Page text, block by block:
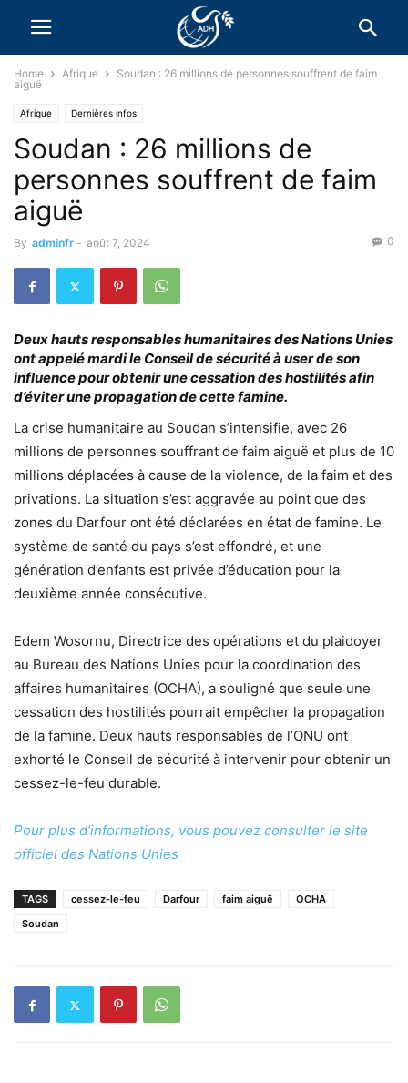
Home Afrique
Soudan : 26 millions de personnes souffrent de faim
aiguë
Afrique Dernières infos
Soudan : 26 millions de
personnes souffrent de faim
aiguë
By adminfr - août 7, 2024 0
Deux hauts responsables humanitaires des Nations Unies
ont appelé mardi le Conseil de sécurité à user de son
influence pour obtenir une cessation des hostilités afin
d’éviter une propagation de cette famine.
La crise humanitaire au Soudan s’intensifie, avec 26
millions de personnes souffrant de faim aiguë et plus de 10
millions déplacées à cause de la violence, de la faim et des
privations. La situation s’est aggravée au point que des
zones du Darfour ont été déclarées en état de famine. Le
système de santé du pays s’est effondré, et une
génération d’enfants est privée d’éducation pour la
deuxième année consécutive.
Edem Wosornu, Directrice des opérations et du plaidoyer
au Bureau des Nations Unies pour la coordination des
affaires humanitaires (OCHA), a souligné que seule une
cessation des hostilités pourrait empêcher la propagation
de la famine. Deux hauts responsables de l’ONU ont
exhorté le Conseil de sécurité à intervenir pour obtenir un
cessez-le-feu durable.
Pour plus d’informations, vous pouvez consulter le site
officiel des Nations Unies
TAGS cessez-le-feu Darfour faim aiguë
OCHA
Soudan